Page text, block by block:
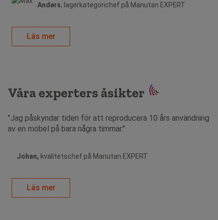
Anders, lagerkategorichef på Manutan EXPERT
Läs mer
Våra experters åsikter
"Jag påskyndar tiden för att reproducera 10 års användning
av en möbel på bara några timmar."
Johan, kvalitetschef på Manutan EXPERT
Läs mer